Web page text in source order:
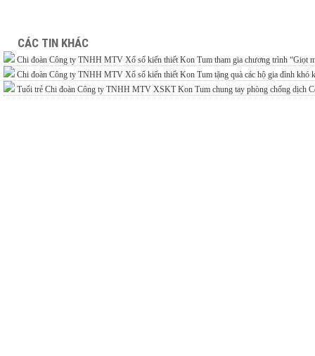
CÁC TIN KHÁC
Chi đoàn Công ty TNHH MTV Xổ số kiến thiết Kon Tum tham gia chương trình “Giọt
Chi đoàn Công ty TNHH MTV Xổ số kiến thiết Kon Tum tặng quà các hộ gia đình khó
Tuổi trẻ Chi đoàn Công ty TNHH MTV XSKT Kon Tum chung tay phòng chống dịch